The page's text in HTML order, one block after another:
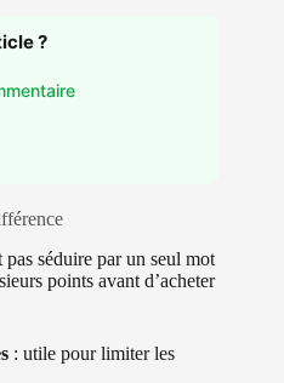
?
séduire par un seul mot
points avant d’acheter
: utile pour limiter les